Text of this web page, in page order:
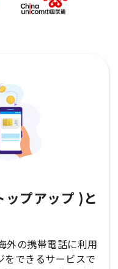
プアップ )と
外の携帯電話に利用
できるサービスで